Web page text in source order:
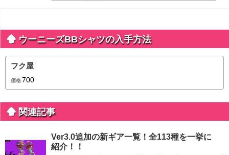
ウーニーズBBシャツの入手方法
フク屋
価格700
関連記事
Ver3.0追加の新ギア一覧！全113種を一挙に
紹介！！